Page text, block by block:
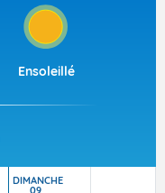
Ensoleillé
DIMANCHE
09